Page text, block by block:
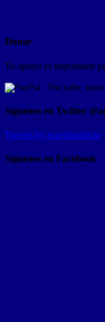
Donar
Tu apoyo es importante
Síguenos en Twitter
Tweets by acaeslanoticia
Siguenos en Facebook